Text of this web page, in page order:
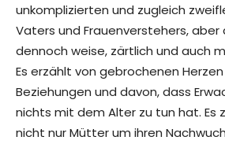
unkomplizierten und zugleich
Vaters und Frauenverstehers, aber
dennoch weise, zärtlich und auch
Es erzählt von gebrochenen
Beziehungen und davon, dass
nichts mit dem Alter zu tun hat. Es
nicht nur Mütter um ihren